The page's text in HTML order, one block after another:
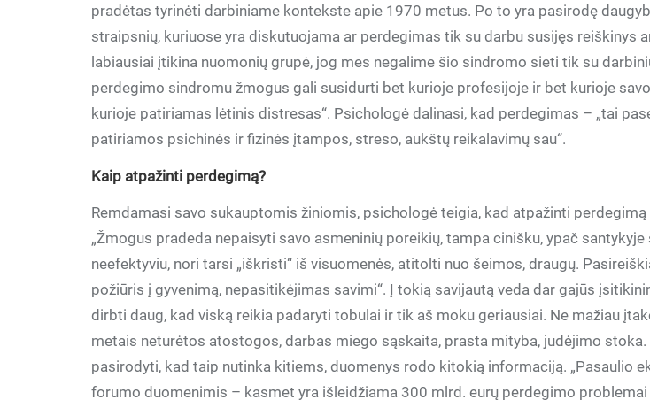
pradėtas tyrinėti darbiniame kontekste apie 1970 metus. Po to yra pasirodę
straipsnių, kuriuose yra diskutuojama ar perdegimas tik su darbu susijęs reiškinys
labiausiai įtikina nuomonių grupė, jog mes negalime šio sindromo sieti tik su
perdegimo sindromu žmogus gali susidurti bet kurioje profesijoje ir bet kurioje
kurioje patiriamas lėtinis distresas“. Psichologė dalinasi, kad perdegimas – „tai
patiriamos psichinės ir fizinės įtampos, streso, aukštų reikalavimų sau“.
Kaip atpažinti perdegimą?
Remdamasi savo sukauptomis žiniomis, psichologė teigia, kad atpažinti perdegimą
„Žmogus pradeda nepaisyti savo asmeninių poreikių, tampa cinišku, ypač santykyje
neefektyviu, nori tarsi „iškristi“ iš visuomenės, atitolti nuo šeimos, draugų.
požiūris į gyvenimą, nepasitikėjimas savimi“. Į tokią savijautą veda dar gajūs
dirbti daug, kad viską reikia padaryti tobulai ir tik aš moku geriausiai. Ne mažiau
metais neturėtos atostogos, darbas miego sąskaita, prasta mityba, judėjimo stoka.
pasirodyti, kad taip nutinka kitiems, duomenys rodo kitokią informaciją. „Pasaulio
forumo duomenimis – kasmet yra išleidžiama 300 mlrd. eurų perdegimo problemai